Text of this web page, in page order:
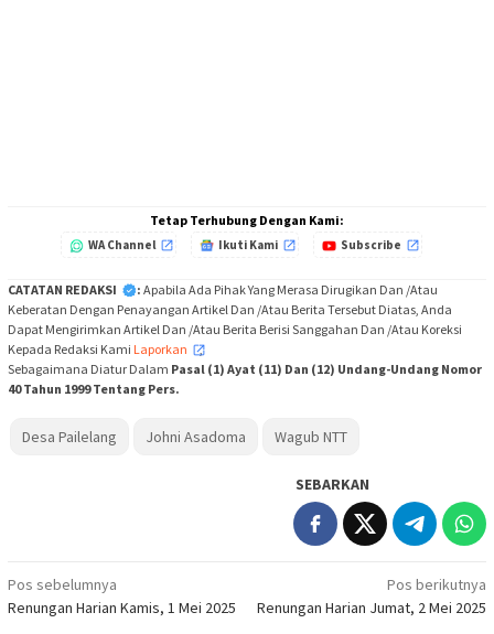
Tetap Terhubung Dengan Kami:
WA Channel Ikuti Kami Subscribe
CATATAN REDAKSI : Apabila Ada Pihak Yang Merasa Dirugikan Dan /Atau
Keberatan Dengan Penayangan Artikel Dan /Atau Berita Tersebut Diatas, Anda
Dapat Mengirimkan Artikel Dan /Atau Berita Berisi Sanggahan Dan /Atau Koreksi
Kepada Redaksi Kami Laporkan
,
Sebagaimana Diatur Dalam Pasal (1) Ayat (11) Dan (12) Undang-Undang Nomor
40 Tahun 1999 Tentang Pers.
Desa Pailelang Johni Asadoma Wagub NTT
SEBARKAN
Navigasi
pos
Pos sebelumnya
Renungan Harian Kamis, 1 Mei 2025
Pos berikutnya
Renungan Harian Jumat, 2 Mei 2025